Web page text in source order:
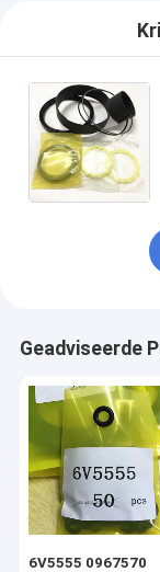
Geadviseerde
6V5555 0967570